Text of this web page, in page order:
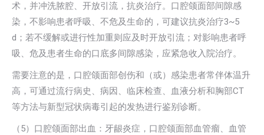
术，并冲洗脓腔、开放引流，抗炎治疗。口腔颌面部间隙感
染，不影响患者呼吸、不危及生命的，可建议抗炎治疗3~5
d；若不缓解或进行性加重则应及时开放引流；对影响患者呼
吸、危及患者生命的口底多间隙感染，应紧急收入院治疗。
需要注意的是，口腔颌面部创伤和（或）感染患者常伴体温升
高，可通过流行病史、病因、临床检查、血液分析和胸部CT
等方法与新型冠状病毒引起的发热进行鉴别诊断。
（5）口腔颌面部出血：牙龈炎症，口腔颌面部血管瘤、血管